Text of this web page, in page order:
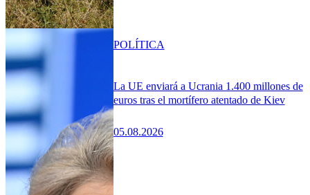
La UE enviará a Ucrania 1.400 millones de
euros tras el mortífero atentado de Kiev
05.08.2026
POLÍTICA